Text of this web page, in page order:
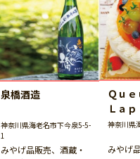
泉橋酒造
神奈川県海老名市下今泉5-5-
1
みやげ品販売、酒蔵・
Ｑｕ
Ｌａ
デ・
神奈川県
みやげ